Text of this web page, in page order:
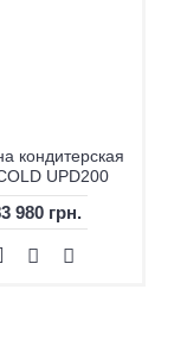
кондитерская
UPD200
980 грн.